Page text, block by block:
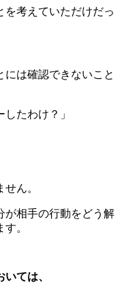
を考えていただけだっ
には確認できないこと
たわけ？」
ん。
が相手の行動をどう解
。
ては、